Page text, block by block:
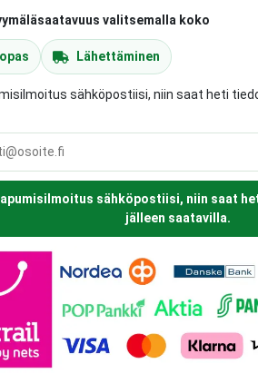
valitsemalla koko
Lähettäminen
sähköpostiisi, niin saat heti
sähköpostiisi, niin saat
jälleen saatavilla.